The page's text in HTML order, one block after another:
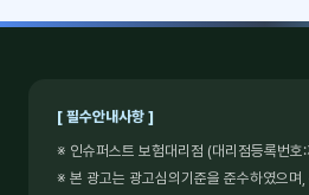
[ 필수안내사항 ]
※ 인슈퍼스트 보험대리점 (대리점등록번
※ 본 광고는 광고심의기준을 준수하였으며